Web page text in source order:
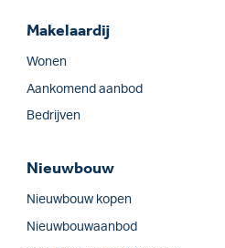
Makelaardij
Wonen
Aankomend aanbod
Bedrijven
Nieuwbouw
Nieuwbouw kopen
Nieuwbouwaanbod